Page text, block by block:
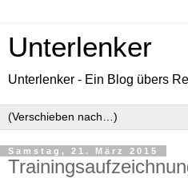
Unterlenker
Unterlenker - Ein Blog übers
Samstag, 21. März 2015